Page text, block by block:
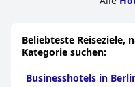
Beliebteste Reiseziele,
Kategorie suchen:
Businesshotels in